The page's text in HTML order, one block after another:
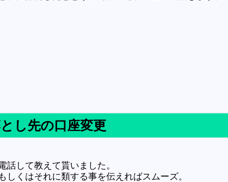
し先の口座変更
話して教えて貰いました。
しくはそれに類する事を伝えればスムーズ。